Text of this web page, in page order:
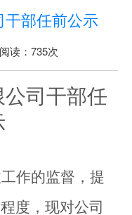
部任前公示
读：735次
司 干部任
作的监督，提
度，现对公司